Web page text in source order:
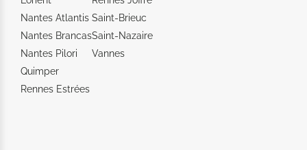
Nantes Atlantis
Nantes Brancas
Nantes Pilori
Quimper
Rennes Estrées
Saint-Brieuc
Saint-Nazaire
Vannes